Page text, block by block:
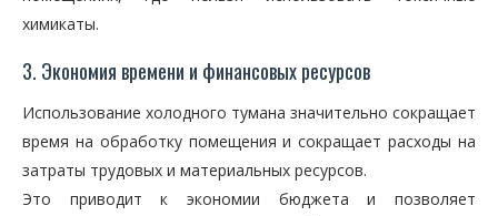
химикаты.
3. Экономия времени и финансовых ресурсов
Использование холодного тумана значительно сокращает
время на обработку помещения и сокращает расходы на
затраты трудовых и материальных ресурсов.
Это приводит к экономии бюджета и позволяет